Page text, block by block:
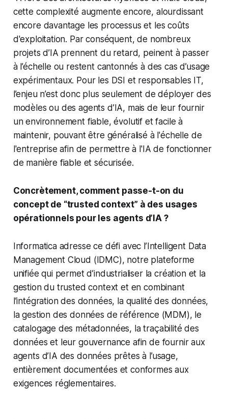
cette complexité augmente encore, alourdissant
encore davantage les processus et les coûts
d'exploitation. Par conséquent, de nombreux
projets d’IA prennent du retard, peinent à passer
à l’échelle ou restent cantonnés à des cas d’usage
expérimentaux. Pour les DSI et responsables IT,
l’enjeu n’est donc plus seulement de déployer des
modèles ou des agents d’IA, mais de leur fournir
un environnement fiable, évolutif et facile à
maintenir, pouvant être généralisé à l'échelle de
l'entreprise afin de permettre à l'IA de fonctionner
de manière fiable et sécurisée.
Concrètement, comment passe-t-on du
concept de “trusted context” à des usages
opérationnels pour les agents d’IA ?
Informatica adresse ce défi avec l’Intelligent Data
Management Cloud (IDMC), notre plateforme
unifiée qui permet d’industrialiser la création et la
gestion du trusted context et en combinant
l’intégration des données, la qualité des données,
la gestion des données de référence (MDM), le
catalogage des métadonnées, la traçabilité des
données et leur gouvernance afin de fournir aux
agents d’IA des données prêtes à l’usage,
entièrement documentées et conformes aux
exigences réglementaires.